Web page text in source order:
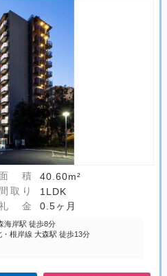
積
40.60m²
間取り
1LDK
金 0.5ヶ月
海岸駅 徒歩8分
・根岸線 大森駅 徒歩13分